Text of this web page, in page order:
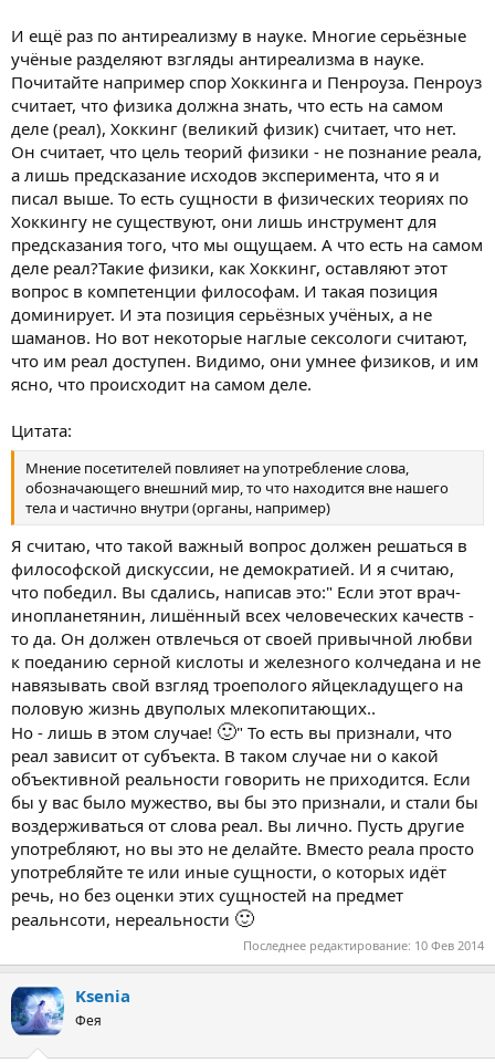
И ещё раз по антиреализму в науке. Многие серьёзные
учёные разделяют взгляды антиреализма в науке.
Почитайте например спор Хоккинга и Пенроуза. Пенроуз
считает, что физика должна знать, что есть на самом
деле (реал), Хоккинг (великий физик) считает, что нет.
Он считает, что цель теорий физики - не познание реала,
а лишь предсказание исходов эксперимента, что я и
писал выше. То есть сущности в физических теориях по
Хоккингу не существуют, они лишь инструмент для
предсказания того, что мы ощущаем. А что есть на самом
деле реал?Такие физики, как Хоккинг, оставляют этот
вопрос в компетенции философам. И такая позиция
доминирует. И эта позиция серьёзных учёных, а не
шаманов. Но вот некоторые наглые сексологи считают,
что им реал доступен. Видимо, они умнее физиков, и им
ясно, что происходит на самом деле.
Цитата:
Мнение посетителей повлияет на употребление слова,
обозначающего внешний мир, то что находится вне нашего
тела и частично внутри (органы, например)
Я считаю, что такой важный вопрос должен решаться в
философской дискуссии, не демократией. И я считаю,
что победил. Вы сдались, написав это:" Если этот врач-
инопланетянин, лишённый всех человеческих качеств -
то да. Он должен отвлечься от своей привычной любви
к поеданию серной кислоты и железного колчедана и не
навязывать свой взгляд троеполого яйцекладущего на
половую жизнь двуполых млекопитающих..
Но - лишь в этом случае! 🙂" То есть вы признали, что
реал зависит от субъекта. В таком случае ни о какой
объективной реальности говорить не приходится. Если
бы у вас было мужество, вы бы это признали, и стали бы
воздерживаться от слова реал. Вы лично. Пусть другие
употребляют, но вы это не делайте. Вместо реала просто
употребляйте те или иные сущности, о которых идёт
речь, но без оценки этих сущностей на предмет
реальнсоти, нереальности 🙂
Последнее редактирование: 10 Фев 2014
Ksenia
Фея